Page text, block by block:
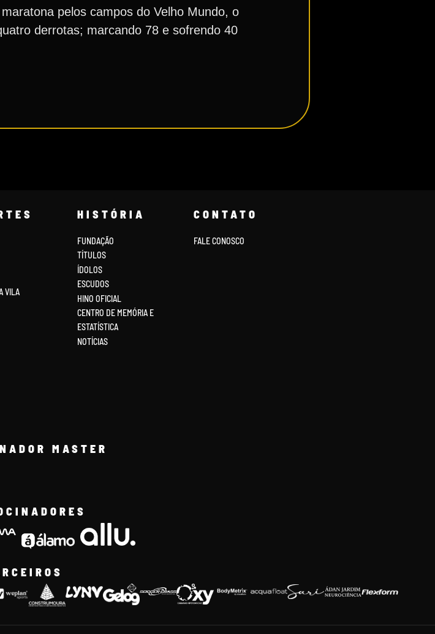
pelos campos do Velho Mundo, o
derrotas; marcando 78 e sofrendo 40
VILA
HISTÓRIA
FUNDAÇÃO
TÍTULOS
ÍDOLOS
ESCUDOS
HINO OFICIAL
CENTRO DE MEMÓRIA E
ESTATÍSTICA
NOTÍCIAS
CONTATO
FALE CONOSCO
MASTER